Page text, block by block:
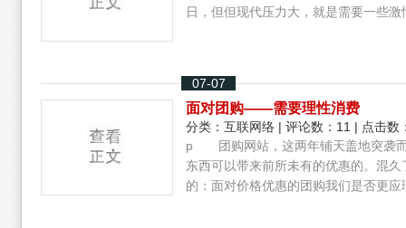
日，但但现代压力大，就是需要一些
07-07
面对团购――需要理性消费
分类： 互联网络 | 评论数：11 | 点击数
p 团购网站，这两年铺天盖地突袭而
东西可以带来前所未有的优惠的。混
的：面对价格优惠的团购我们是否更